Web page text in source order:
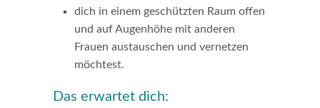
dich in einem geschützten Raum offen
und auf Augenhöhe mit anderen
Frauen austauschen und vernetzen
möchtest.
Das erwartet dich: